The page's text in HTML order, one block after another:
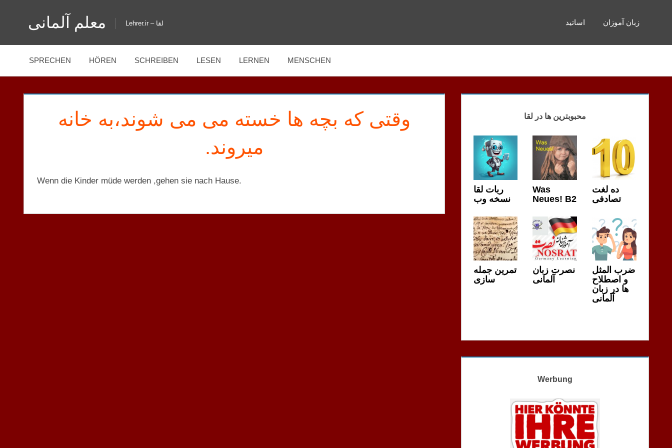
معلم آلمانی Lehrer.ir – لقا اساتید زبان آموزان
SPRECHEN HÖREN SCHREIBEN LESEN LERNEN MENSCHEN
وقتی که بچه ها خسته می می شوند،به خانه
میروند.
Wenn die Kinder müde werden ,gehen sie nach Hause.
محبوبترین ها در لقا
ربات لقا
نسخه وب
Was
Neues! B2
ده لغت
تصادفی
تمرین جمله
سازی
نصرت زبان
آلمانی
ضرب المثل
و اصطلاح
ها در زبان
آلمانی
Werbung